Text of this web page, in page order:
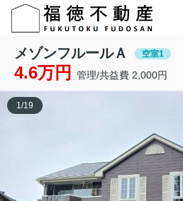
メゾンフルールＡ 空室1
4.6万円 管理/共益費 2,000円
1/19